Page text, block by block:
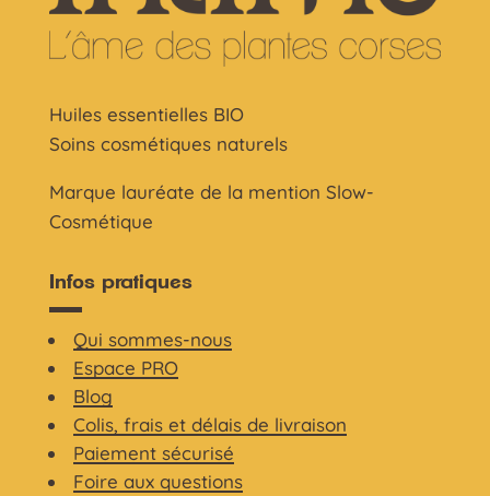
Huiles essentielles BIO
Soins cosmétiques naturels
Marque lauréate de la mention Slow-
Cosmétique
Infos pratiques
Qui sommes-nous
Espace PRO
Blog
Colis, frais et délais de livraison
Paiement sécurisé
Foire aux questions